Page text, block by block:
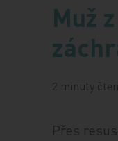
Muž
2 minuty
Přes